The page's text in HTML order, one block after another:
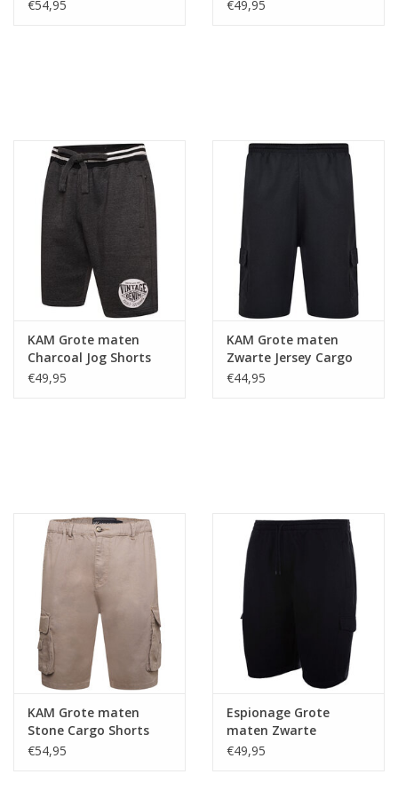
€54,95 €49,95
KAM Grote maten
Charcoal Jog Shorts
€49,95
KAM Grote maten
Zwarte Jersey Cargo
Short
€44,95
KAM Grote maten
Stone Cargo Shorts
€54,95
Espionage Grote
maten Zwarte
Joggingshorts
€49,95